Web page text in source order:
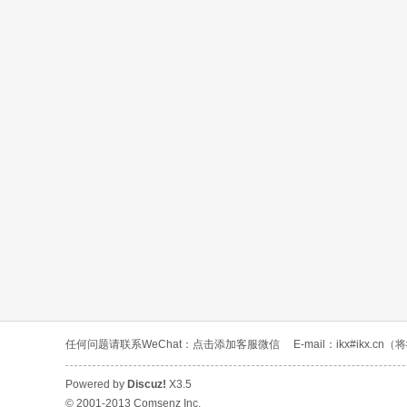
任何问题请联系WeChat： 点击添加客服微信 E-mail：ikx#ikx.cn（将
Powered by Discuz! X3.5
© 2001-2013 Comsenz Inc.